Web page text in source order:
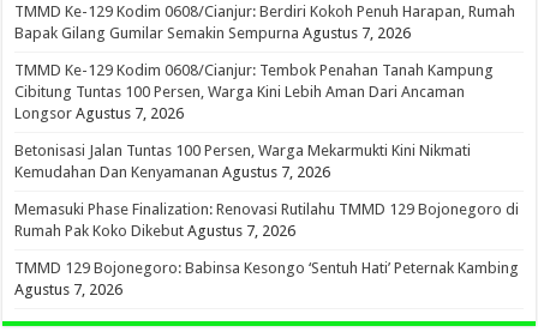
TMMD Ke-129 Kodim 0608/Cianjur: Berdiri Kokoh Penuh Harapan, Rumah
Bapak Gilang Gumilar Semakin Sempurna Agustus 7, 2026
TMMD Ke-129 Kodim 0608/Cianjur: Tembok Penahan Tanah Kampung
Cibitung Tuntas 100 Persen, Warga Kini Lebih Aman Dari Ancaman
Longsor Agustus 7, 2026
Betonisasi Jalan Tuntas 100 Persen, Warga Mekarmukti Kini Nikmati
Kemudahan Dan Kenyamanan Agustus 7, 2026
Memasuki Phase Finalization: Renovasi Rutilahu TMMD 129 Bojonegoro di
Rumah Pak Koko Dikebut Agustus 7, 2026
TMMD 129 Bojonegoro: Babinsa Kesongo ‘Sentuh Hati’ Peternak Kambing
Agustus 7, 2026